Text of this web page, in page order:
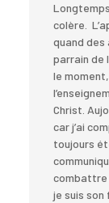
colère.
quand des
parrain de
le
Christ.
car j’ai
toujours
combattre
je suis son